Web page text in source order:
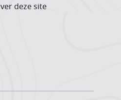
deze site